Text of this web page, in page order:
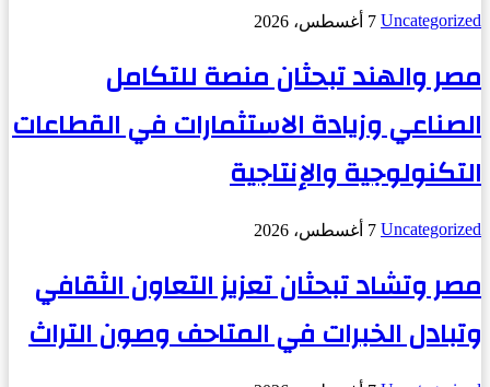
Uncategorized 7 أغسطس، 2026
مصر والهند تبحثان منصة للتكامل
الصناعي وزيادة الاستثمارات في القطاعات
التكنولوجية والإنتاجية
Uncategorized 7 أغسطس، 2026
مصر وتشاد تبحثان تعزيز التعاون الثقافي
وتبادل الخبرات في المتاحف وصون التراث